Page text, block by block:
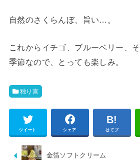
自然のさくらんぼ、旨い…。
これからイチゴ、ブルーベリー、
季節なので、とっても楽しみ。
独り言
ツイート シェア はてブ
金箔ソフトクリーム